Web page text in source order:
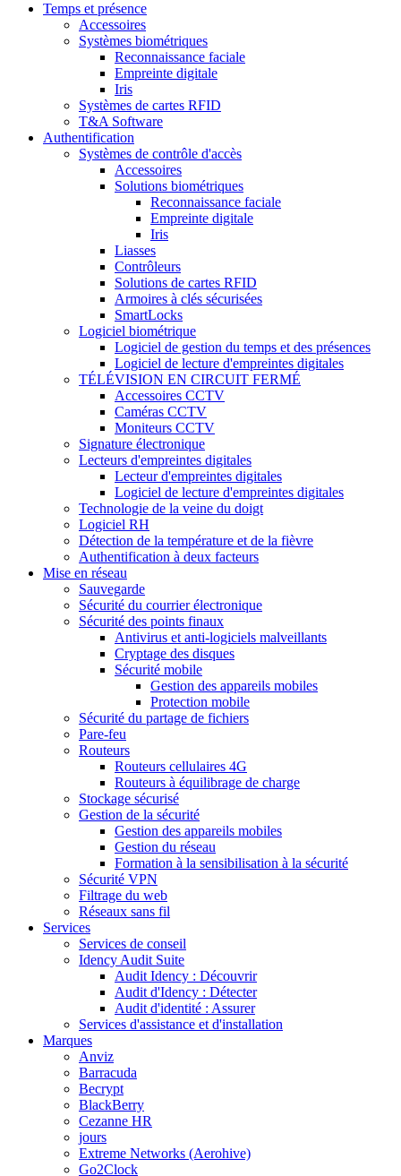
Temps et présence
Accessoires
Systèmes biométriques
Reconnaissance faciale
Empreinte digitale
Iris
Systèmes de cartes RFID
T&A Software
Authentification
Systèmes de contrôle d'accès
Accessoires
Solutions biométriques
Reconnaissance faciale
Empreinte digitale
Iris
Liasses
Contrôleurs
Solutions de cartes RFID
Armoires à clés sécurisées
SmartLocks
Logiciel biométrique
Logiciel de gestion du temps et des présences
Logiciel de lecture d'empreintes digitales
TÉLÉVISION EN CIRCUIT FERMÉ
Accessoires CCTV
Caméras CCTV
Moniteurs CCTV
Signature électronique
Lecteurs d'empreintes digitales
Lecteur d'empreintes digitales
Logiciel de lecture d'empreintes digitales
Technologie de la veine du doigt
Logiciel RH
Détection de la température et de la fièvre
Authentification à deux facteurs
Mise en réseau
Sauvegarde
Sécurité du courrier électronique
Sécurité des points finaux
Antivirus et anti-logiciels malveillants
Cryptage des disques
Sécurité mobile
Gestion des appareils mobiles
Protection mobile
Sécurité du partage de fichiers
Pare-feu
Routeurs
Routeurs cellulaires 4G
Routeurs à équilibrage de charge
Stockage sécurisé
Gestion de la sécurité
Gestion des appareils mobiles
Gestion du réseau
Formation à la sensibilisation à la sécurité
Sécurité VPN
Filtrage du web
Réseaux sans fil
Services
Services de conseil
Idency Audit Suite
Audit Idency : Découvrir
Audit d'Idency : Détecter
Audit d'identité : Assurer
Services d'assistance et d'installation
Marques
Anviz
Barracuda
Becrypt
BlackBerry
Cezanne HR
jours
Extreme Networks (Aerohive)
Go2Clock